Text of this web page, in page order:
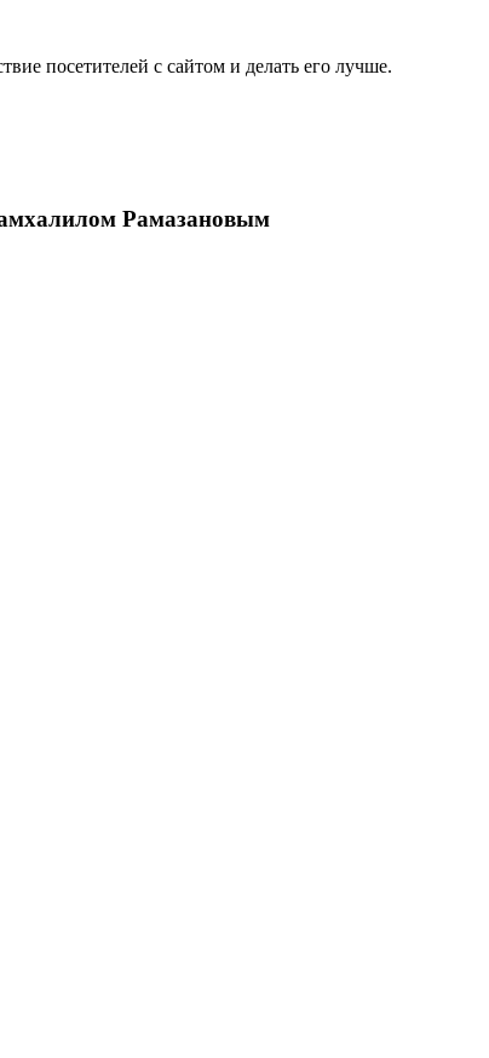
посетителей с сайтом и делать его лучше.
Рамазановым